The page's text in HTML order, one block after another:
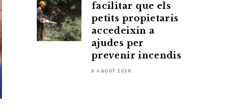
facilitar que els
petits propietaris
accedeixin a
ajudes per
prevenir incendis
5 AGOST 2026